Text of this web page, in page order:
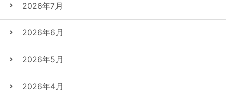
2026年7月
2026年6月
2026年5月
2026年4月